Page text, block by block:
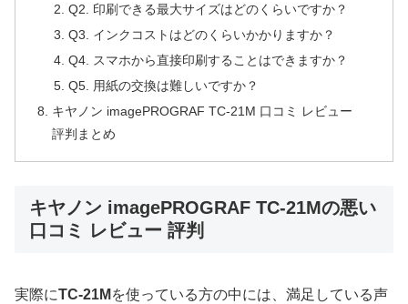
Q2. 印刷できる最大サイズはどのくらいですか？
Q3. インクコストはどのくらいかかりますか？
Q4. スマホから直接印刷することはできますか？
Q5. 用紙の交換は難しいですか？
キヤノン imagePROGRAF TC-21M 口コミ レビュー
評判まとめ
キヤノン imagePROGRAF TC-21Mの悪い
口コミ レビュー 評判
実際にTC-21M を使っている方の中には、満足している声